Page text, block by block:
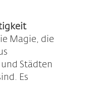
Magie, die
Städten
Es